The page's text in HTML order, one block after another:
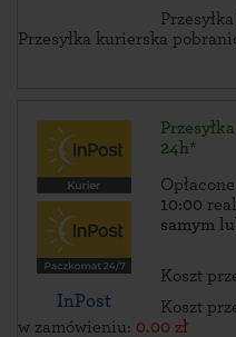
Przesyłka kurierska
InPost
24h*
10:00
samym
Koszt
Koszt
w zamówieniu: 0.00 zł